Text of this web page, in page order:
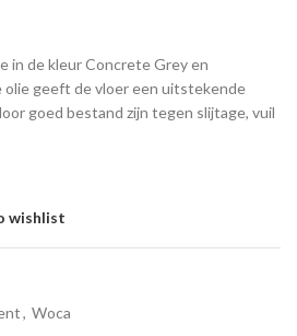
in de kleur Concrete Grey en
olie geeft de vloer een uitstekende
goed bestand zijn tegen slijtage, vuil
wishlist
, Woca